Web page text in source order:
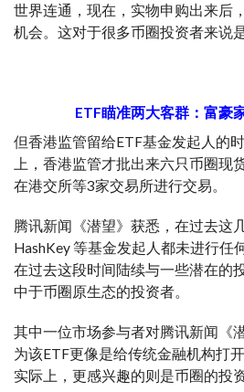
世界连通，现在，实物申购出来后
机会。这对于很多币圈投资者来说
ETF瞄准两大客群：富豪
但香港监管留给ETF基金发起人的
上，香港监管才批出来六只币圈现
在港交所等3家交易所进行交易。
腾讯新闻《潜望》获悉，在过去这
HashKey 等基金发起人都未进行任
在过去这段时间陆续与一些潜在的
中于币圈原生态的投资者。
其中一位市场参与者对腾讯新闻《
为该ETF更像是给传统金融机构打
实际上，更感兴趣的则是币圈的投资